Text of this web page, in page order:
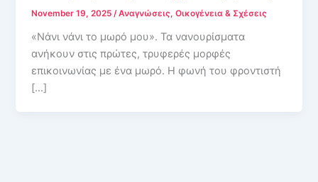
November 19, 2025/Αναγνώσεις,Οικογένεια & Σχέσεις
«Νάνι νάνι το μωρό μου». Τα νανουρίσματα
ανήκουν στις πρώτες, τρυφερές μορφές
επικοινωνίας με ένα μωρό. Η φωνή του φροντιστή
[…]